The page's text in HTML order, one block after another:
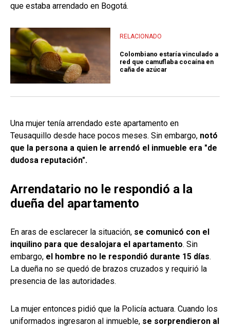
que estaba arrendado en Bogotá.
RELACIONADO
Colombiano estaría vinculado a
red que camuflaba cocaína en
caña de azúcar
Una mujer tenía arrendado este apartamento en
Teusaquillo desde hace pocos meses. Sin embargo, notó
que la persona a quien le arrendó el inmueble era "de
dudosa reputación".
Arrendatario no le respondió a la
dueña del apartamento
En aras de esclarecer la situación, se comunicó con el
inquilino para que desalojara el apartamento. Sin
embargo, el hombre no le respondió durante 15 días.
La dueña no se quedó de brazos cruzados y requirió la
presencia de las autoridades.
La mujer entonces pidió que la Policía actuara. Cuando los
uniformados ingresaron al inmueble, se sorprendieron al